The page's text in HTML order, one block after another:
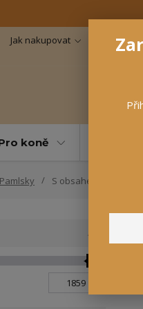
Jak nakupovat Důležité
koně
Pamlsky S obsahem minerálů